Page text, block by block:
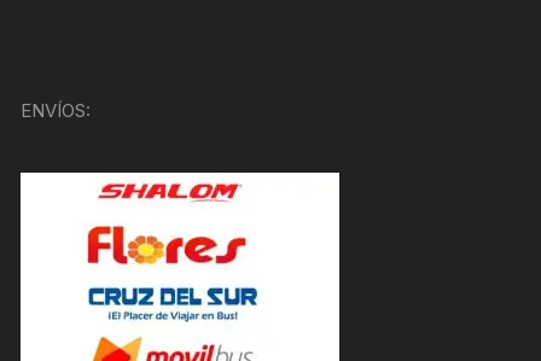
ENVÍOS: